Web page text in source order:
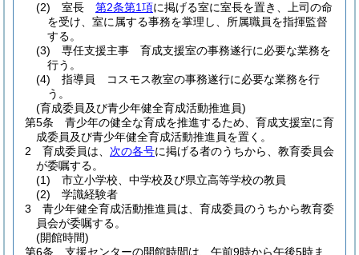
(2)
室長 第2条第1項に掲げる室に室長を置き、上司の命
を受け、室に属する事務を掌理し、所属職員を指揮監督
する。
(3)
専任支援主事 育成支援室の事務遂行に必要な業務を
行う。
(4)
指導員 コスモス教室の事務遂行に必要な業務を行
う。
(育成委員及び青少年健全育成活動推進員)
第5条
青少年の健全な育成を推進するため、育成支援室に育
成委員及び青少年健全育成活動推進員を置く。
2
育成委員は、 次の各号に掲げる者のうちから、教育委員会
が委嘱する。
(1)
市立小学校、中学校及び県立高等学校の教員
(2)
学識経験者
3
青少年健全育成活動推進員は、育成委員のうちから教育委
員会が委嘱する。
(開館時間)
第6条
支援センターの開館時間は、午前9時から午後5時ま